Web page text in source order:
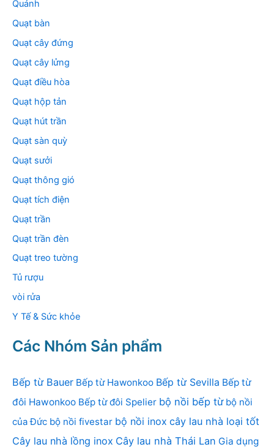
Quánh
Quạt bàn
Quạt cây đứng
Quạt cây lửng
Quạt điều hòa
Quạt hộp tản
Quạt hút trần
Quạt sàn quỳ
Quạt sưởi
Quạt thông gió
Quạt tích điện
Quạt trần
Quạt trần đèn
Quạt treo tường
Tủ rượu
vòi rửa
Y Tế & Sức khỏe
Các Nhóm Sản phẩm
Bếp từ Bauer Bếp từ Hawonkoo Bếp từ Sevilla Bếp từ
đôi Hawonkoo Bếp từ đôi Spelier bộ nồi bếp từ bộ nồi
của Đức bộ nồi fivestar bộ nồi inox cây lau nhà loại tốt
Cây lau nhà lồng inox Cây lau nhà Thái Lan Gia dụng